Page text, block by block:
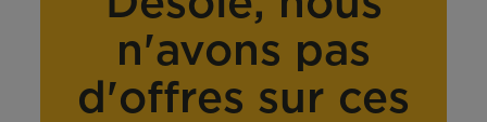
n'avons pas
d'offres sur ces